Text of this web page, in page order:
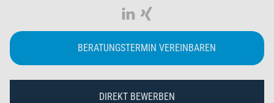
BERATUNGSTERMIN VEREINBAREN
DIREKT BEWERBEN